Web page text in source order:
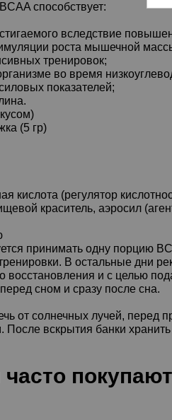
способствует:
вследствие
роста мышечной
тренировок;
во время
показателей;
(5 гр)
кислота (регулятор
краситель, аэросил
принимать одну порцию
В остальные дни
и с целью
сном и сразу после сна.
от солнечных лучей, перед
После вскрытия банки
покупают